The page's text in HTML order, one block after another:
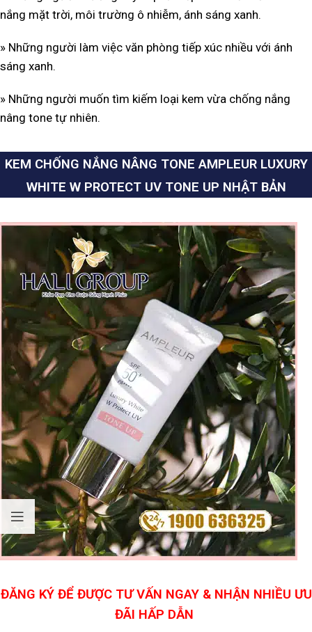
nắng mặt trời, môi trường ô nhiễm, ánh sáng xanh.
» Những người làm việc văn phòng tiếp xúc nhiều với ánh
sáng xanh.
» Những người muốn tìm kiếm loại kem vừa chống nắng
nâng tone tự nhiên.
KEM CHỐNG NẮNG NÂNG TONE AMPLEUR LUXURY
WHITE W PROTECT UV TONE UP NHẬT BẢN
ĐĂNG KÝ ĐỂ ĐƯỢC TƯ VẤN NGAY & NHẬN NHIỀU ƯU
ĐÃI HẤP DẪN